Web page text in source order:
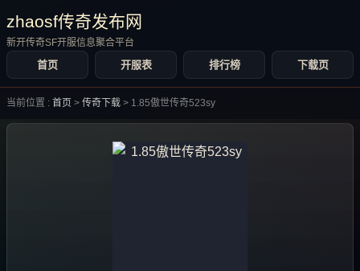
zhaosf传奇发布网
新开传奇SF开服信息聚合平台
首页 开服表 排行榜 下载页
当前位置 : 首页 > 传奇下载 > 1.85傲世传奇523sy